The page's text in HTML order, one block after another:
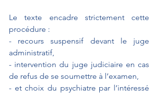
Le texte encadre strictement cette
procédure :
- recours suspensif devant le juge
administratif,
- intervention du juge judiciaire en cas
de refus de se soumettre à l’examen,
- et choix du psychiatre par l’intéressé